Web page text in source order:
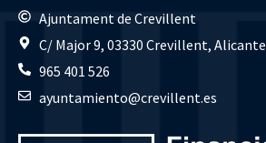
Ajuntament de Crevillent
C/ Major 9, 03330 Crevillent, Alicante
965 401 526
ayuntamiento@crevillent.es